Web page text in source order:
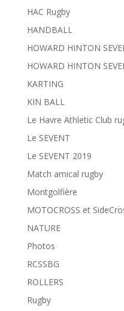
HAC Rugby
HANDBALL
HOWARD HINTON
HOWARD HINTON
KARTING
KIN BALL
Le Havre Athletic Club
Le SEVENT
Le SEVENT 2019
Match amical rugby
Montgolfière
MOTOCROSS et
NATURE
Photos
RCSSBG
ROLLERS
Rugby